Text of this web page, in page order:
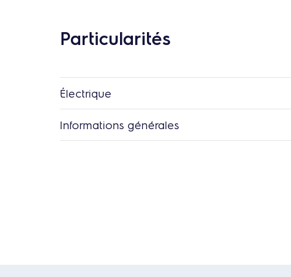
Particularités
Électrique
Informations générales